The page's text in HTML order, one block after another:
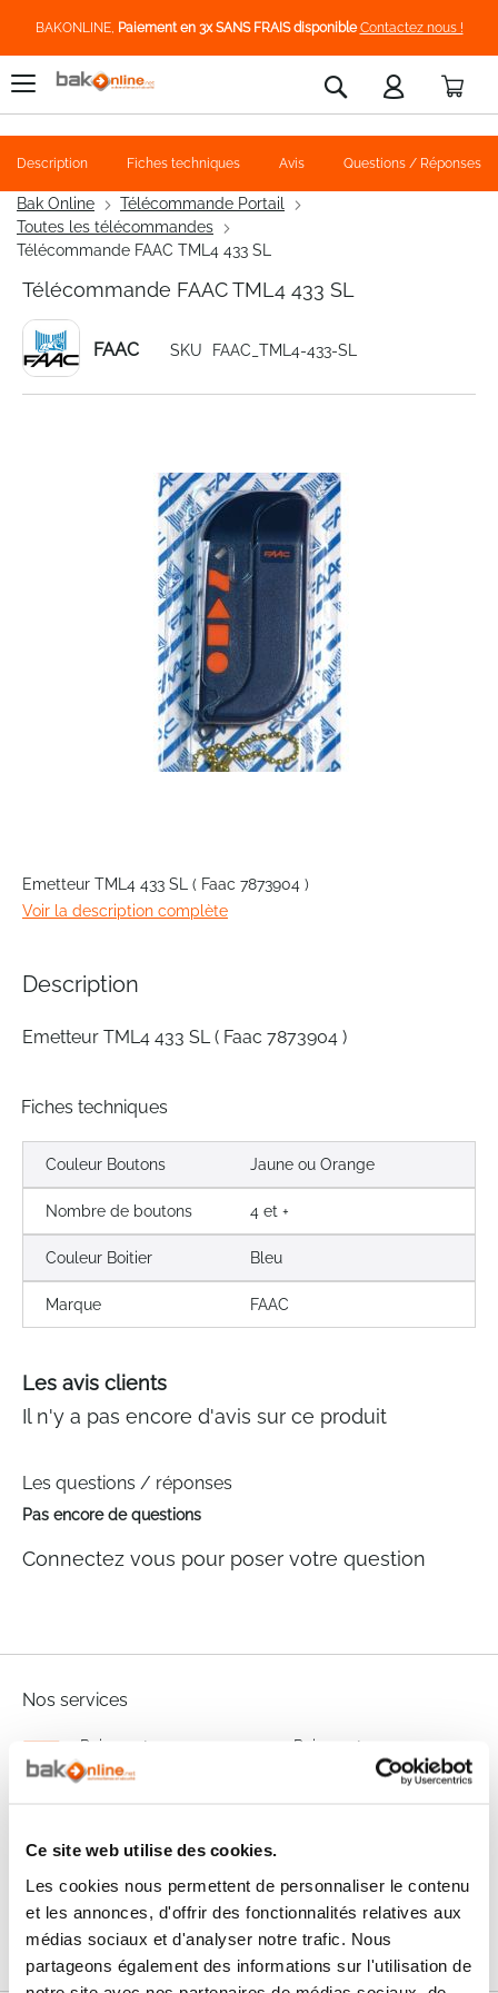
Ce site web utilise des cookies.
Les cookies nous permettent de personnaliser le contenu
et les annonces, d'offrir des fonctionnalités relatives aux
médias sociaux et d'analyser notre trafic. Nous
partageons également des informations sur l'utilisation de
BAKONLINE, Paiement en 3x SANS FRAIS disponible Contactez nous !
Rechercher
Bak Online
Télécommande Portail
Toutes les télécommandes
Télécommande FAAC TML4 433 SL
Télécommande FAAC TML4 433 SL
FAAC SKU FAAC_TML4-433-SL
to
the
beginning
images
Emetteur TML4 433 SL ( Faac 7873904 )
Voir la description complète
Description Fiches techniques Avis Questions / Réponses
Description
Emetteur TML4 433 SL ( Faac 7873904 )
Fiches techniques
Couleur Boutons Jaune ou Orange
Nombre de boutons 4 et +
Couleur Boitier Bleu
Marque FAAC
Les avis clients
Il n'y a pas encore d'avis sur ce produit
Les questions / réponses
Pas encore de questions
Connectez vous pour poser votre question
Nos services
Paiement
100% sécurisé
Paiement en
3x sans frais
24/72H
Garanties